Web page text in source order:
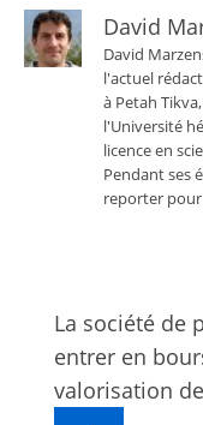
David
David
l'actuel
à Petah
l'Université
licence en
Pendant ses
reporter
La société de
entrer en
valorisation